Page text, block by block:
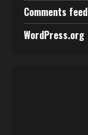
Comments feed
WordPress.org